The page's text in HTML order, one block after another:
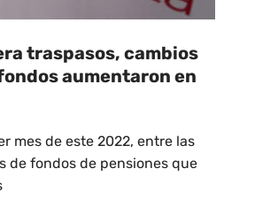
traspasos, cambios
aumentaron en
mes de este 2022, entre las
de fondos de pensiones que